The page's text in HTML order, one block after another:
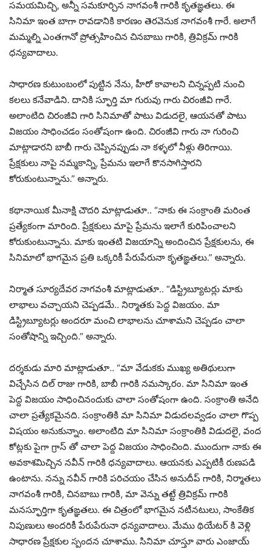
సమయమిచ్చి, అన్నీ సమకూర్చిన నాగవంశీ గారికి కృతఙ్ఞతలు. ఈ
సినిమా ఇంత బాగా రావడానికి కారణం తెరవెనుక నాగవంశీ గారే. అలాగే
మమ్మల్ని ఎంతగానో ప్రోత్సహించిన చినబాబు గారికి, త్రివిక్రమ్ గారికి
ధన్యవాదాలు.
సాధారణ కుటుంబంలో పుట్టిన నేను, హీరో కావాలని చిన్నప్పటి నుంచి
కలలు కనేవాడిని. దానికి స్ఫూర్తి మా గురువు గారు చిరంజీవి గారే.
అలాంటిది చిరంజీవి గారి సినిమాతో పాటు విడుదలై, ఆయనతో పాటు
విజయం సాధించడం సంతోషంగా ఉంది. చిరంజీవి గారు నా గురించి
మాట్లాడారని బాబీ గారు చెప్పినప్పుడు నా కళ్ళలో నీళ్లు తిరిగాయి.
ప్రేక్షకులు నాపై నమ్మకాన్ని, ప్రేమను ఇలాగే కొనసాగిస్తారని
కోరుకుంటున్నాను.” అన్నారు.
కథానాయిక మీనాక్షి చౌదరి మాట్లాడుతూ.. “నాకు ఈ సంక్రాంతి మరింత
ప్రత్యేకంగా మారింది. ప్రేక్షకులు మాపై ప్రేమను ఇలాగే కురిపించాలని
కోరుకుంటున్నాను. మాకు ఇంతటి విజయాన్ని అందించిన ప్రేక్షకులను, ఈ
సినిమాలో భాగమైన ప్రతి ఒక్కరికీ పేరుపేరునా కృతఙ్ఞతలు.” అన్నారు.
నిర్మాత సూర్యదేవర నాగవంశీ మాట్లాడుతూ.. “డిస్ట్రిబ్యూటర్లు మాకు
లాభాలు వచ్చాయని చెప్పడమే.. నిర్మాతకు పెద్ద విజయం. మా
డిస్ట్రిబ్యూటర్లు అందరూ మంచి లాభాలను చూశామని చెప్పడం చాలా
సంతోషాన్ని ఇచ్చింది.” అన్నారు.
దర్శకుడు మారి మాట్లాడుతూ.. “మా వేడుకకు ముఖ్య అతిథులుగా
విచ్చేసిన దిల్ రాజు గారికి, బాబీ గారికి నమస్కారం. మా సినిమా ఇంత
పెద్ద విజయం సాధించినందుకు చాలా సంతోషంగా ఉంది. సంక్రాంతి అనేది
చాలా ప్రత్యేకమైనది. సంక్రాంతికి మా సినిమా విడుదలవ్వడం చాలా గొప్ప
విషయం అనుకున్నాం. అలాంటిది మా సినిమా సంక్రాంతికి విడుదలై, వంద
కోట్లకు పైగా గ్రాస్ తో చాలా పెద్ద విజయం సాధించింది. ముందుగా నాకు ఈ
అవకాశమిచ్చిన నవీన్ గారికి ధన్యవాదాలు. ఆయనకు ఎప్పటికీ రుణపడి
ఉంటాను. నన్ను నవీన్ గారికి పరిచయం చేసిన అనుదీప్ గారికి, నిర్మాతలు
నాగవంశీ గారికి, చినబాబు గారికి, మా వెన్ను తట్టే త్రివిక్రమ్ గారికి
మనస్ఫూర్తిగా కృతఙ్ఞతలు. ఈ చిత్రంలో భాగమైన నటీనటులు, సాంకేతిక
నిపుణులు అందరికీ పేరుపేరునా ధన్యవాదాలు. మేము థియేటర్ కి వెళ్లి
సాధారణ ప్రేక్షకుల స్పందన చూశాము. సినిమా చూస్తూ వారు ఎంజాయ్